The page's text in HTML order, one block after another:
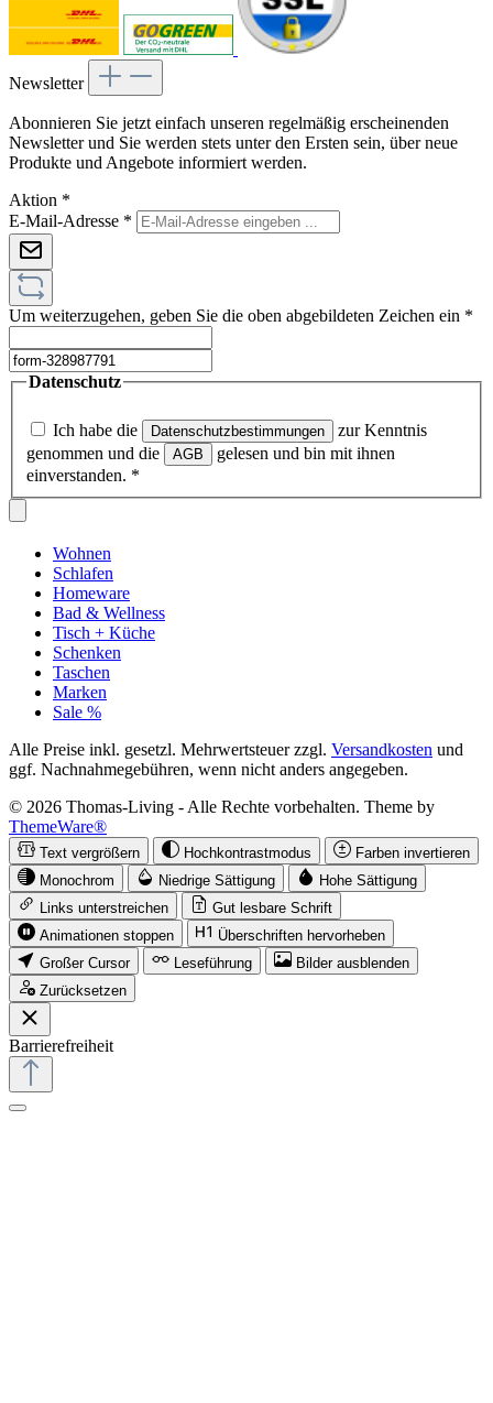
Newsletter
Abonnieren Sie jetzt einfach unseren regelmäßig erscheinenden
Newsletter und Sie werden stets unter den Ersten sein, über neue
Produkte und Angebote informiert werden.
Aktion *
E-Mail-Adresse *
Um weiterzugehen, geben Sie die oben abgebildeten Zeichen ein *
Datenschutz
Ich habe die Datenschutzbestimmungen
zur Kenntnis
genommen und die
AGB
gelesen und bin mit ihnen
einverstanden. *
Wohnen
Schlafen
Homeware
Bad & Wellness
Tisch + Küche
Schenken
Taschen
Marken
Sale %
Alle Preise inkl. gesetzl. Mehrwertsteuer zzgl. Versandkosten und
ggf. Nachnahmegebühren, wenn nicht anders angegeben.
© 2026 Thomas-Living - Alle Rechte vorbehalten. Theme by
ThemeWare®
Text vergrößern Hochkontrastmodus
Farben invertieren
Monochrom
Niedrige Sättigung
Hohe Sättigung
Links unterstreichen
Gut lesbare Schrift
Animationen stoppen
Überschriften hervorheben
Großer Cursor
Leseführung
Bilder ausblenden
Zurücksetzen
Barrierefreiheit